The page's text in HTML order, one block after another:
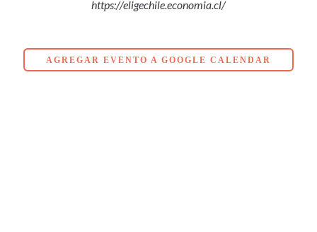
https://eligechile.economia.cl/
AGREGAR EVENTO A GOOGLE CALENDAR